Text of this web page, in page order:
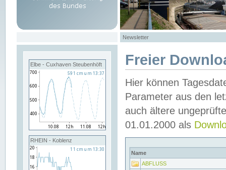
Newsletter
Elbe - Cuxhaven Steubenhöft
RHEIN - Koblenz
Freier
Hier können
Parameter aus den
auch ältere
01.01.2000 als
Name
ABFLUSS